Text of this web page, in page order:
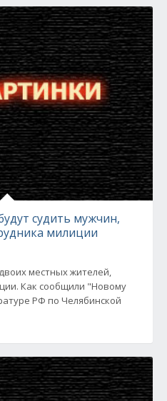
судить мужчин,
милиции
местных жителей,
Как сообщили "Новому
РФ по Челябинской